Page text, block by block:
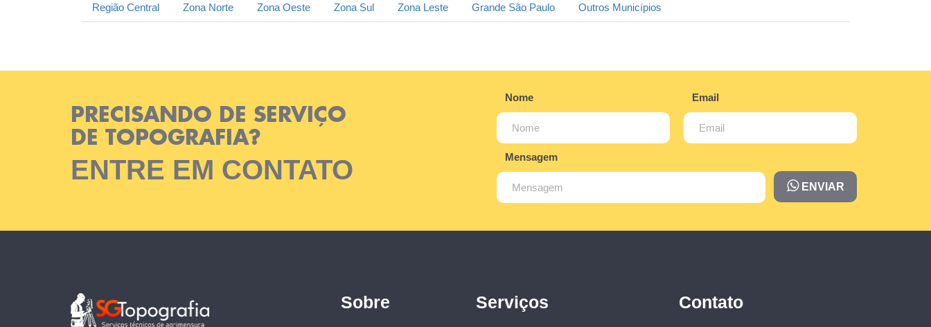
Região Central Zona Norte Zona Oeste Zona Sul Zona Leste Grande São Paulo Outros Municípios
PRECISANDO DE SERVIÇO
DE TOPOGRAFIA?
ENTRE EM CONTATO
Nome Email
Mensagem
ENVIAR
Sobre Serviços Contato